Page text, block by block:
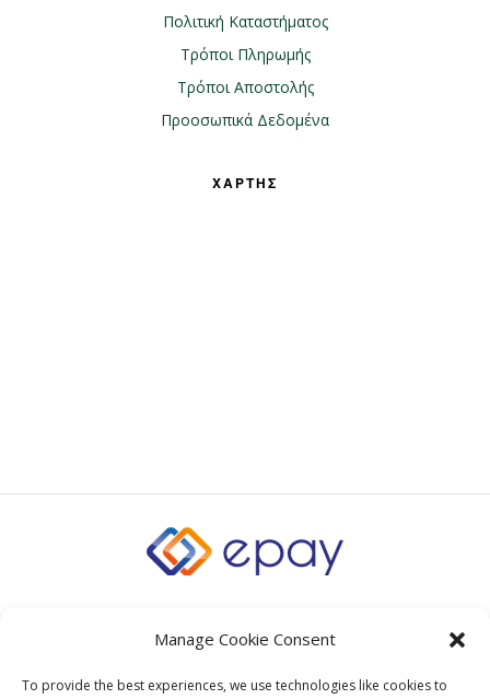
Manage Cookie Consent
To provide the best experiences, we use technologies like cookies to
Πολιτική Καταστήματος
Τρόποι Πληρωμής
Τρόποι Αποστολής
Προοσωπικά Δεδομένα
ΧΑΡΤΗΣ